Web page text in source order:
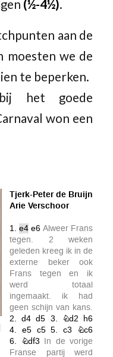
(½-4½).
aan de
moesten we de
te beperken.
het goede
won een